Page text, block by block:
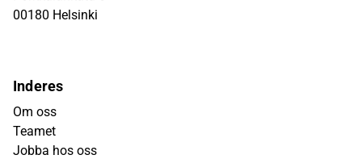
00180 Helsinki
Inderes
Om oss
Teamet
Jobba hos oss